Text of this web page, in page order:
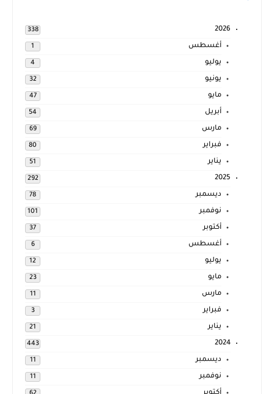
2026
338
أغسطس 1
يوليو 4
يونيو 32
مايو 47
أبريل 54
مارس 69
فبراير 80
يناير 51
2025
292
ديسمبر 78
نوفمبر 101
أكتوبر 37
أغسطس 6
يوليو 12
مايو 23
مارس 11
فبراير 3
يناير 21
2024
443
ديسمبر 11
نوفمبر 11